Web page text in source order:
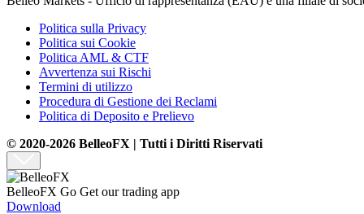
Politica sulla Privacy
Politica sui Cookie
Politica AML & CTF
Avvertenza sui Rischi
Termini di utilizzo
Procedura di Gestione dei Reclami
Politica di Deposito e Prelievo
© 2020-2026 BelleoFX | Tutti i Diritti Riservati
BelleoFX Go Get our trading app
Download